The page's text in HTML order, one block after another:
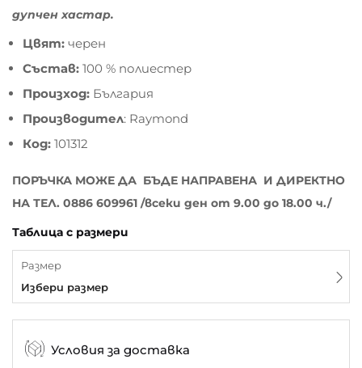
дупчен хастар.
Цвят: черен
Състав: 100 % полиестер
Произход: България
Производител: Raymond
Код: 101312
ПОРЪЧКА МОЖЕ ДА БЪДЕ НАПРАВЕНА И ДИРЕКТНО
НА ТЕЛ. 0886 609961 /всеки ден от 9.00 до 18.00 ч./
Таблица с размери
Размер
Избери размер
Условия за доставка